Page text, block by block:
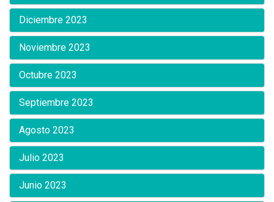
Diciembre 2023
Noviembre 2023
Octubre 2023
Septiembre 2023
Agosto 2023
Julio 2023
Junio 2023